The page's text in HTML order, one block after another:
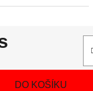
DO KOŠÍKU